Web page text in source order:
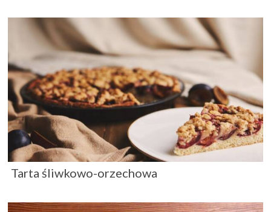
Tarta śliwkowo-orzechowa